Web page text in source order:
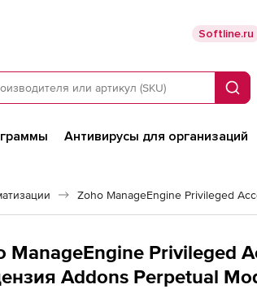
Softline.ru
Поиск
Антивирусы для организаций
Privileged
Addons Perpetual